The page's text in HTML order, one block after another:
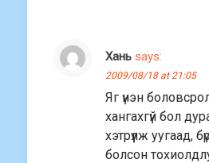
Хань says:
2009/08/18 at 21:05
Яг үнэн
хангахгүй бол
хэтрүүлж уугаад,
болсон